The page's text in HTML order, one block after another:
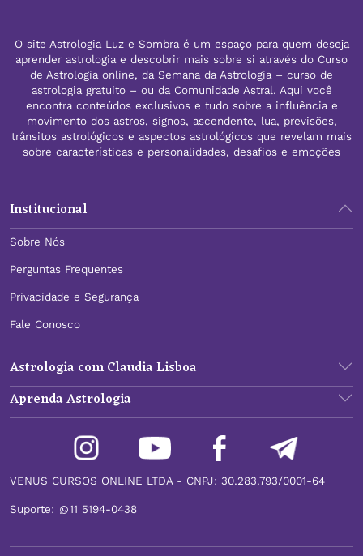
O site Astrologia Luz e Sombra é um espaço para quem deseja
aprender astrologia e descobrir mais sobre si através do Curso
de Astrologia online, da Semana da Astrologia – curso de
astrologia gratuito – ou da Comunidade Astral. Aqui você
encontra conteúdos exclusivos e tudo sobre a influência e
movimento dos astros, signos, ascendente, lua, previsões,
trânsitos astrológicos e aspectos astrológicos que revelam mais
sobre características e personalidades, desafios e emoções
Institucional
Sobre Nós
Perguntas Frequentes
Privacidade e Segurança
Fale Conosco
Astrologia com Claudia Lisboa
Aprenda Astrologia
VENUS CURSOS ONLINE LTDA - CNPJ: 30.283.793/0001-64
Suporte: 11 5194-0438